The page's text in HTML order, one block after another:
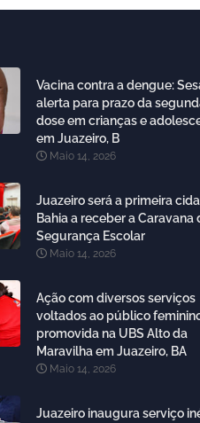
Vacina contra a dengue:
alerta para prazo da
dose em crianças e
em Juazeiro, B
Maio 14, 2026
Juazeiro será a primeira
Bahia a receber a Caravana
Segurança Escolar
Maio 14, 2026
Ação com diversos serviços
voltados ao público
promovida na UBS Alto da
Maravilha em Juazeiro, BA
Maio 14, 2026
Juazeiro inaugura serviço